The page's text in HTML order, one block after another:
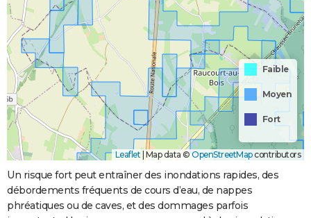
Faible
Moyen
Fort
Leaflet | Map data ©OpenStreetMapcontributors
Un risque fort peut entraîner des inondations rapides, des
débordements fréquents de cours d’eau, de nappes
phréatiques ou de caves, et des dommages parfois